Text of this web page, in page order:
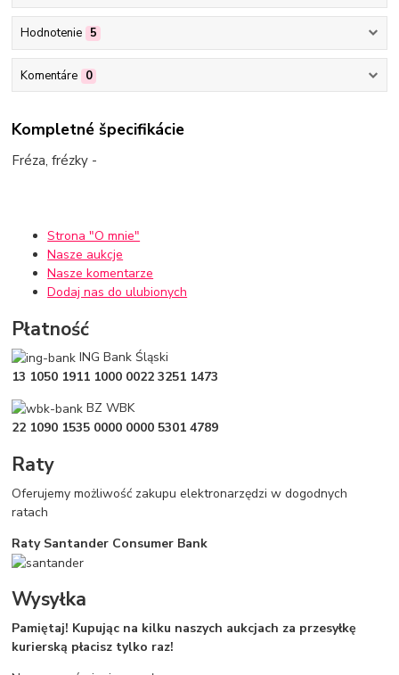
Hodnotenie 5
Komentáre 0
Kompletné špecifikácie
Fréza, frézky -
Strona "O mnie"
Nasze aukcje
Nasze komentarze
Dodaj nas do ulubionych
Płatność
ING Bank Śląski
13 1050 1911 1000 0022 3251 1473
BZ WBK
22 1090 1535 0000 0000 5301 4789
Raty
Oferujemy możliwość zakupu elektronarzędzi w dogodnych
ratach
Raty Santander Consumer Bank
Wysyłka
Pamiętaj! Kupując na kilku naszych aukcjach za przesyłkę
kurierską płacisz tylko raz!